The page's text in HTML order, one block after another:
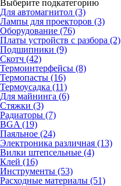
Выберите подкатегорию
Для автомагнитол (3)
Лампы для проекторов (3)
Оборудование (76)
Платы устройств с разбора (2)
Подшипники (9)
Скотч (42)
Термоинтерфейсы (8)
Термопасты (16)
Термоусадка (11)
Для майнинга (6)
Стяжки (3)
Радиаторы (7)
BGA (19)
Паяльное (24)
Электроника различная (13)
Вилки штепсельные (4)
Клей (16)
Инструменты (53)
Расходные материалы (51)